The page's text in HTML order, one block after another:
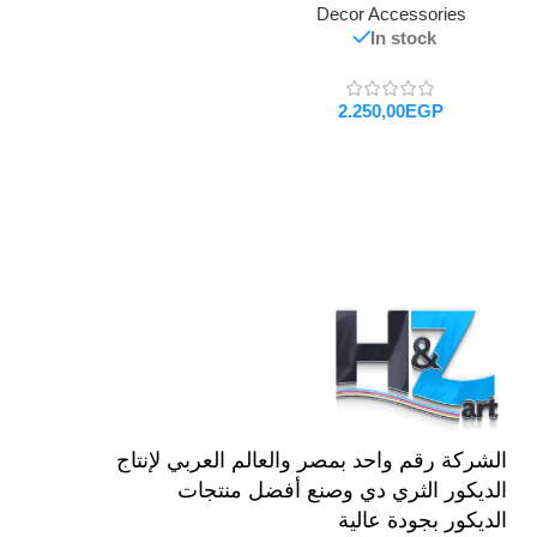
Decor Accessories
In stock
EGP
الشركة رقم واحد بمصر والعالم العربي لإنتاج
الديكور الثري دي وصنع أفضل منتجات
الديكور بجودة عالية